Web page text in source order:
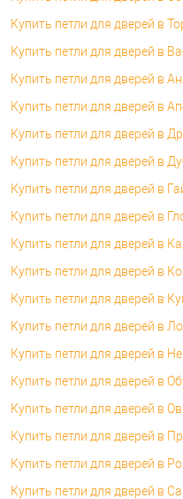
Купить петли для дверей в
Купить петли для дверей в
Купить петли для дверей в
Купить петли для дверей в
Купить петли для дверей в
Купить петли для дверей в
Купить петли для дверей в
Купить петли для дверей в
Купить петли для дверей в
Купить петли для дверей в
Купить петли для дверей в
Купить петли для дверей в
Купить петли для дверей в
Купить петли для дверей в
Купить петли для дверей в
Купить петли для дверей в
Купить петли для дверей в
Купить петли для дверей в